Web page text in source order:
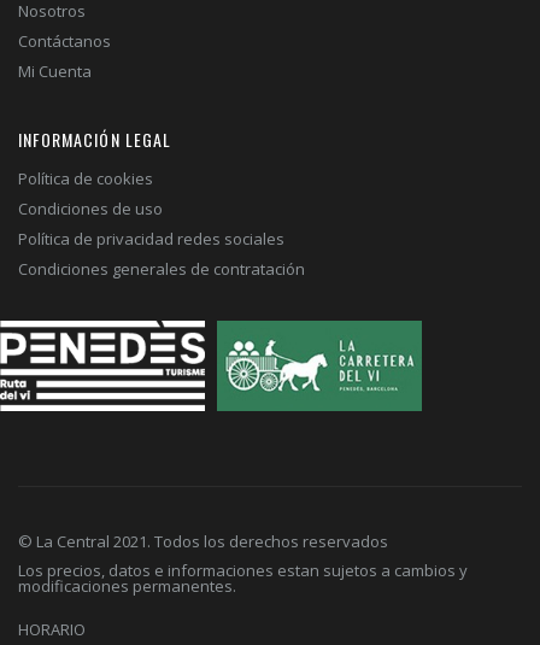
Nosotros
Contáctanos
Mi Cuenta
INFORMACIÓN LEGAL
Política de cookies
Condiciones de uso
Política de privacidad redes sociales
Condiciones generales de contratación
© La Central 2021. Todos los derechos reservados
Los precios, datos e informaciones estan sujetos a cambios y
modificaciones permanentes.
HORARIO